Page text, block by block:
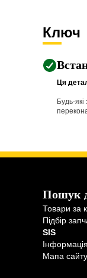
Ключ
Ця
Будь-
Пошук
Товари за
Підбір
SIS
Мапа сайту